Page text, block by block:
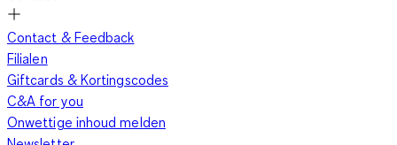
Contact & Feedback
Filialen
Giftcards & Kortingscodes
C&A for you
Onwettige inhoud melden